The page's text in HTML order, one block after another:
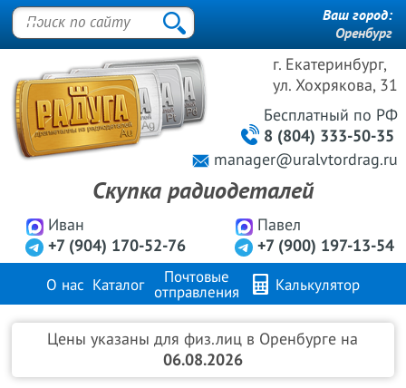
г. Екатеринбург,
ул. Хохрякова, 31
Иван
+7 (904) 170-52-76
Павел
+7 (900) 197-13-54
Бесплатный по РФ
8 (804) 333-50-35
manager@uralvtordrag.ru
Скупка радиодеталей
Ваш город:
Оренбург
О нас Каталог
Почтовые
отправления
Калькулятор
Продажа металлов Контакты
Цены указаны для физ.лиц в Оренбурге на
06.08.2026